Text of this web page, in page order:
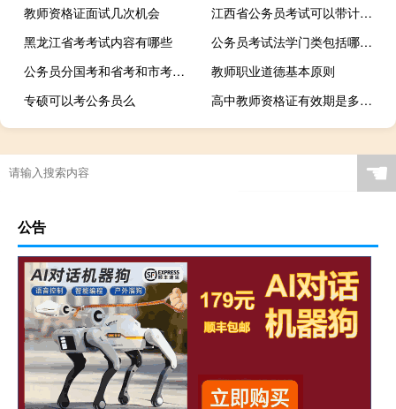
教师资格证面试几次机会
江西省公务员考试可以带计算器吗
黑龙江省考考试内容有哪些
公务员考试法学门类包括哪些专业
公务员分国考和省考和市考几种
教师职业道德基本原则
专硕可以考公务员么
高中教师资格证有效期是多少年
☚
公告